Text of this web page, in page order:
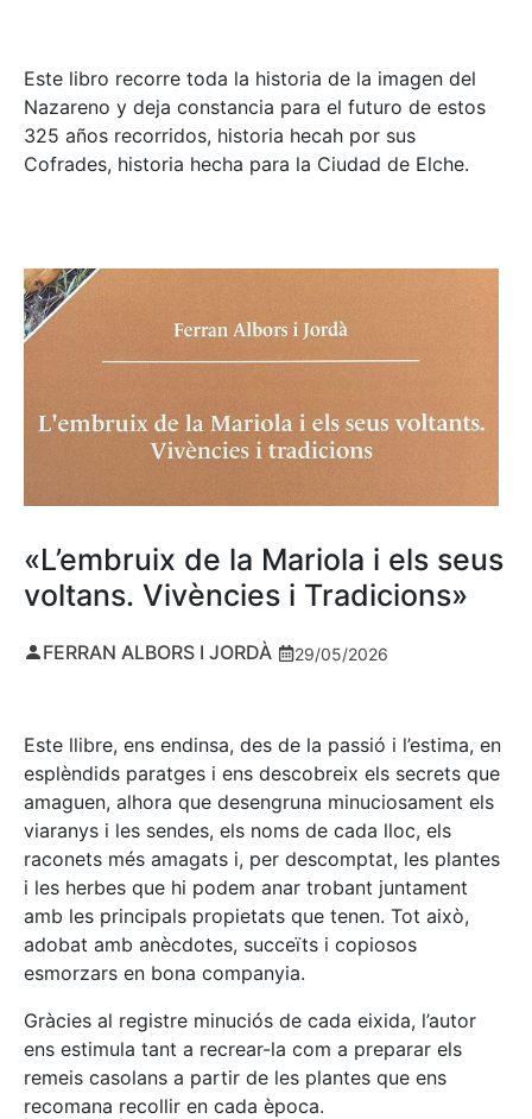
Este libro recorre toda la historia de la imagen del
Nazareno y deja constancia para el futuro de estos
325 años recorridos, historia hecah por sus
Cofrades, historia hecha para la Ciudad de Elche.
«L’embruix de la Mariola i els seus
voltans. Vivències i Tradicions»
FERRAN ALBORS I JORDÀ 29/05/2026
Este llibre, ens endinsa, des de la passió i l’estima, en
esplèndids paratges i ens descobreix els secrets que
amaguen, alhora que desengruna minuciosament els
viaranys i les sendes, els noms de cada lloc, els
raconets més amagats i, per descomptat, les plantes
i les herbes que hi podem anar trobant juntament
amb les principals propietats que tenen. Tot això,
adobat amb anècdotes, succeïts i copiosos
esmorzars en bona companyia.
Gràcies al registre minuciós de cada eixida, l’autor
ens estimula tant a recrear-la com a preparar els
remeis casolans a partir de les plantes que ens
recomana recollir en cada època.